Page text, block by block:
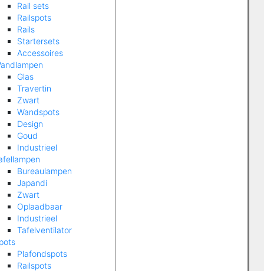
Rail sets
Railspots
Rails
Startersets
Accessoires
Glas
Travertin
Zwart
Wandspots
Design
Goud
Industrieel
Bureaulampen
Japandi
Zwart
Oplaadbaar
Industrieel
Tafelventilator
Plafondspots
Railspots